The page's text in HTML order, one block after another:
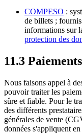
COMPESO :
de billets ;
informations sur
protection des
11.3 Paiements
Nous faisons appel à
pouvoir traiter les
sûre et fiable. Pour le
des différents
générales de vente
données s'appliquent